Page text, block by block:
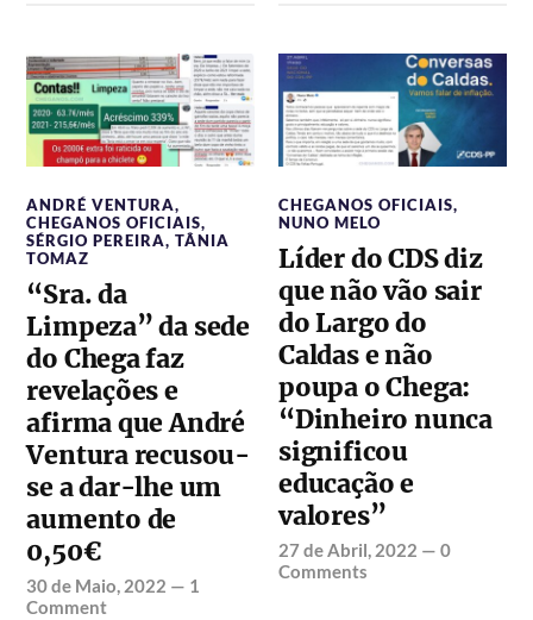
ANDRÉ VENTURA,
CHEGANOS OFICIAIS,
SÉRGIO PEREIRA,TÂNIA
TOMAZ
“Sra. da
Limpeza” da sede
do Chega faz
revelações e
afirma que André
Ventura recusou-
se a dar-lhe um
aumento de
0,50€
30 de Maio, 2022 — 1
Comment
CHEGANOS OFICIAIS,
NUNO MELO
Líder do CDS diz
que não vão sair
do Largo do
Caldas e não
poupa o Chega:
“Dinheiro nunca
significou
educação e
valores”
27 de Abril, 2022 —0
Comments